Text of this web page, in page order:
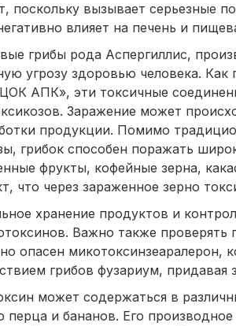
поскольку вызывает серьезные
влияет на печень и
грибы рода Аспергиллис,
угрозу здоровью человека.
АПК», эти токсичные
Заражение может
продукции. Помимо
грибок способен поражать
фрукты, кофейные зерна,
что через зараженное зерно
хранение продуктов и
Важно также проверять
опасен микотоксинзеаралерон,
грибов фузариум, придавая
может содержаться в
перца и бананов. Его